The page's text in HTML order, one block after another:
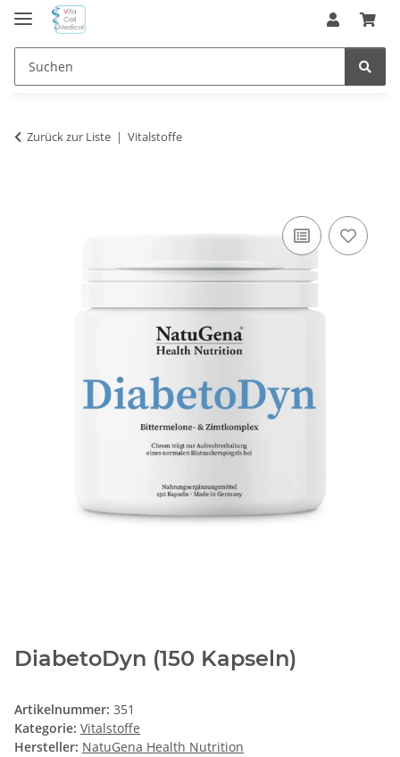
Zurück zur Liste Vitalstoffe
DiabetoDyn (150 Kapseln)
Artikelnummer: 351
Kategorie: Vitalstoffe
Hersteller: NatuGena Health Nutrition